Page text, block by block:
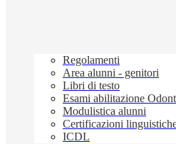
Regolamenti
Area alunni - genitori
Libri di testo
Esami abilitazione
Modulistica alunni
Certificazioni
ICDL